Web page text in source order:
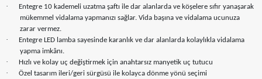
·
Entegre 10 kademeli uzatma şaftı ile dar alanlarda ve köşelere sıfır yanaşarak
mükemmel vidalama yapmanızı sağlar. Vida başına ve vidalama ucunuza
zarar vermez.
·
Entegre LED lamba sayesinde karanlık ve dar alanlarda kolaylıkla vidalama
yapma imkânı.
· Hızlı ve kolay uç değiştirmek için anahtarsız manyetik uç tutucu
· Özel tasarım ileri/geri sürgüsü ile kolayca dönme yönü seçimi